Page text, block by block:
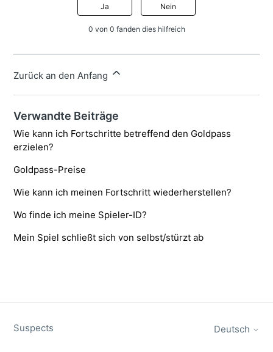
Ja Nein
0 von 0 fanden dies hilfreich
Zurück an den Anfang
Verwandte Beiträge
Wie kann ich Fortschritte betreffend den Goldpass
erzielen?
Goldpass-Preise
Wie kann ich meinen Fortschritt wiederherstellen?
Wo finde ich meine Spieler-ID?
Mein Spiel schließt sich von selbst/stürzt ab
Suspects Deutsch